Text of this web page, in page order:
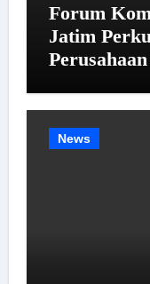
Forum
Jatim
News